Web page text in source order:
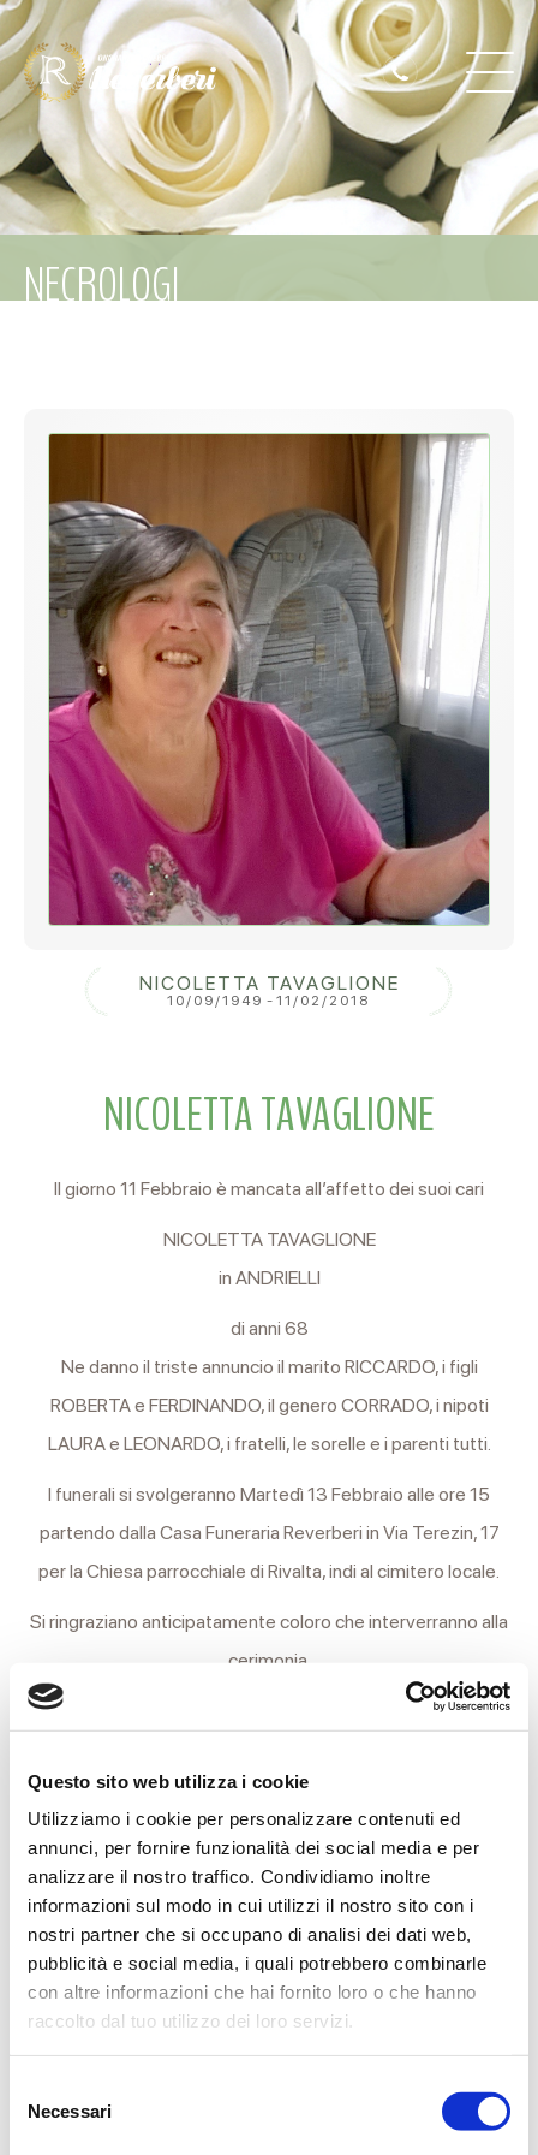
Questo sito web utilizza i cookie
Utilizziamo i cookie per personalizzare contenuti ed
annunci, per fornire funzionalità dei social media e per
analizzare il nostro traffico. Condividiamo inoltre
informazioni sul modo in cui utilizzi il nostro sito con i
nostri partner che si occupano di analisi dei dati web,
pubblicità e social media, i quali potrebbero combinarle
con altre informazioni che hai fornito loro o che hanno
raccolto dal tuo utilizzo dei loro servizi.
delNecessari
NECROLOGI
NICOLETTA TAVAGLIONE
10/09/1949 - 11/02/2018
NICOLETTA TAVAGLIONE
Il giorno 11 Febbraio è mancata all’affetto dei suoi cari
NICOLETTA TAVAGLIONE
in ANDRIELLI
di anni 68
Ne danno il triste annuncio il marito RICCARDO, i figli
ROBERTA e FERDINANDO, il genero CORRADO, i nipoti
LAURA e LEONARDO, i fratelli, le sorelle e i parenti tutti.
I funerali si svolgeranno Martedì 13 Febbraio alle ore 15
partendo dalla Casa Funeraria Reverberi in Via Terezin, 17
per la Chiesa parrocchiale di Rivalta, indi al cimitero locale.
Si ringraziano anticipatamente coloro che interverranno alla
cerimonia.
I familiari desiderano porgere un sentito ringraziamento al
professionale, la vicinanza dimostrata e l’altissima umanità
profusa.
Reggio Emilia, 12 Febbraio 2018